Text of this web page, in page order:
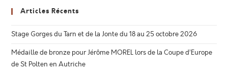
Articles Récents
Stage Gorges du Tarn et de la Jonte du 18 au 25 octobre 2026
Médaille de bronze pour Jérôme MOREL lors de la Coupe d’Europe
de St Polten en Autriche